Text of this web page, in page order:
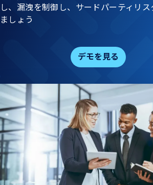
し、漏洩を制御し、サードパーティリス
ましょう
デモを見る